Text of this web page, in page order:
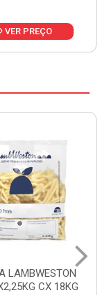
VER PREÇO
LAMBWESTON
CX 18KG